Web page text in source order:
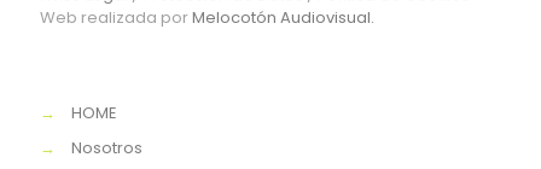
Web realizada porMelocotón Audiovisual.
→
HOME
→
Nosotros